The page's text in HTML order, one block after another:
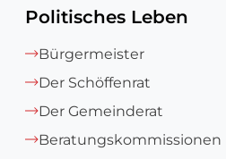
Politisches Leben
Bürgermeister
Der Schöffenrat
Der Gemeinderat
Beratungskommissionen